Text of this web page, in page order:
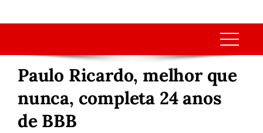
Paulo Ricardo, melhor que
nunca, completa 24 anos
de BBB